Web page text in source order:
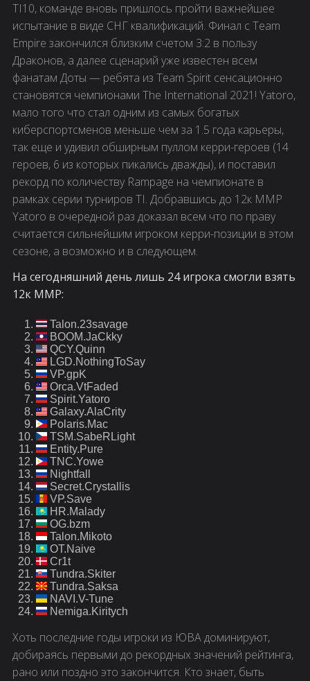
TI10, команде вновь пришлось пройти важнейшее
испытание в виде СНГ квалификаций. Финал с Team
Empire закончился близким счетом 3:2 в пользу
Драконов, а далее сценарий уже известен всем
фанатам Доты — ребята из Team Spirit сенсационно
становятся чемпионами The International 2021! Yatoro,
мало того что стал одним из самых богатых
киберспортсменов меньше чем за 1.5 года карьеры,
так еще и удивил обширным пуллом керри-героев (14
героев, 6 из которых пикались дважды), и поставил
рекорд по количеству Rampage на чемпионате в
рамках серии турниров TI. Добравшись до 12к ММР
Yatoro в очередной раз доказал всем что по праву
считается сильнейшим игроком керри-позиции в этом
сезоне, а возможно и в следующем.
На сегодняшний день лишь 24 игрока смогли взять
12к ММР:
Talon.23savage
BOOM.JaCkky
QCY.Quinn
LGD.NothingToSay
VP.gpK
Orca.VtFaded
Spirit.Yatoro
Galaxy.AlaCrity
Polaris.Mac
TSM.SabeRLight
Entity.Pure
TNC.Yowe
Nightfall
Secret.Crystallis
VP.Save
HR.Malady
OG.bzm
Talon.Mikoto
OT.Naive
Cr1t
Tundra.Skiter
Tundra.Saksa
NAVI.V-Tune
Nemiga.Kiritych
Хоть последние годы игроки из ЮВА доминируют,
добираясь первыми до рекордных значений рейтинга,
рано или поздно это закончится. Кто знает, быть